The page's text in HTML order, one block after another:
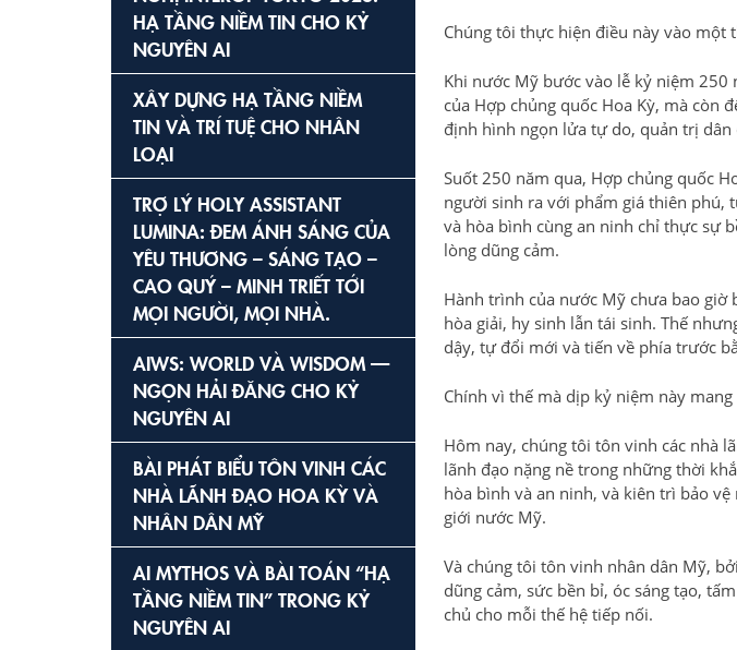
Chúng tôi thực hiện điều này vào một
Khi nước Mỹ bước vào lễ kỷ niệm
của Hợp chủng quốc Hoa Kỳ, mà còn
định hình ngọn lửa tự do, quản trị dân
Suốt 250 năm qua, Hợp chủng quốc
người sinh ra với phẩm giá thiên phú,
và hòa bình cùng an ninh chỉ thực sự
lòng dũng cảm.
Hành trình của nước Mỹ chưa bao
hòa giải, hy sinh lẫn tái sinh. Thế
dậy, tự đổi mới và tiến về phía trước
Chính vì thế mà dịp kỷ niệm này
Hôm nay, chúng tôi tôn vinh các nhà
lãnh đạo nặng nề trong những thời
hòa bình và an ninh, và kiên trì bảo
giới nước Mỹ.
Và chúng tôi tôn vinh nhân dân Mỹ,
dũng cảm, sức bền bỉ, óc sáng tạo,
chủ cho mỗi thế hệ tiếp nối.
HẠ TẦNG NIỀM TIN CHO KỶ
NGUYÊN AI
XÂY DỰNG HẠ TẦNG NIỀM
TIN VÀ TRÍ TUỆ CHO NHÂN
LOẠI
TRỢ LÝ HOLY ASSISTANT
LUMINA: ĐEM ÁNH SÁNG CỦA
YÊU THƯƠNG – SÁNG TẠO –
CAO QUÝ – MINH TRIẾT TỚI
MỌI NGƯỜI, MỌI NHÀ.
AIWS: WORLD VÀ WISDOM —
NGỌN HẢI ĐĂNG CHO KỶ
NGUYÊN AI
BÀI PHÁT BIỂU TÔN VINH CÁC
NHÀ LÃNH ĐẠO HOA KỲ VÀ
NHÂN DÂN MỸ
AI MYTHOS VÀ BÀI TOÁN “HẠ
TẦNG NIỀM TIN” TRONG KỶ
NGUYÊN AI